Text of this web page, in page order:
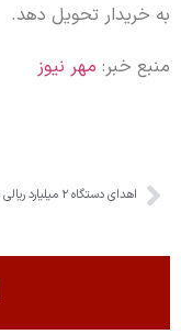
به خریدار تحویل دهد.
منبع خبر: مهر نیوز